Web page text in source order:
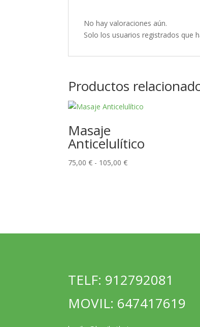
No hay valoraciones aún.
Solo los usuarios registrados que
Productos
Masaje
Anticelulítico
75,00€ - 105,00€Rango
105,00 €
TELF: 912792081
MOVIL: 647417619